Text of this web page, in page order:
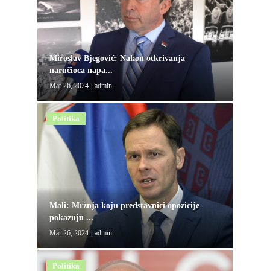
Miroslav Bjegović: Nakon otkrivanja
naručioca napa...
Mar 26, 2024 | admin
Politika
Mali: Mržnja koju predstavnici opozicije
pokazuju ...
Mar 26, 2024 admin
Politika